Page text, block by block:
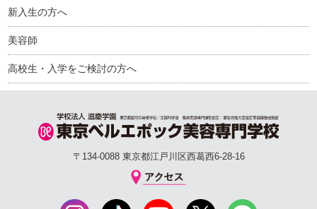
新入生の方へ
美容師
高校生・入学をご検討の方へ
〒134-0088 東京都江戸川区西葛西6-28-16